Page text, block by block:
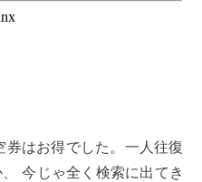
券はお得でした。一人往復
今じゃ全く検索に出てき